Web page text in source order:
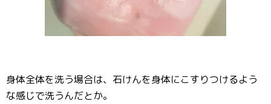
身体全体を洗う場合は、石けんを身体にこすりつけるよう
な感じで洗うんだとか。